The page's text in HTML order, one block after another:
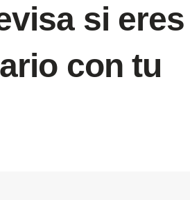
si eres
con tu